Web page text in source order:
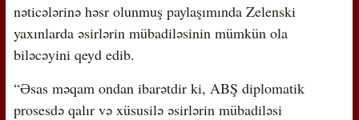
nəticələrinə həsr olunmuş paylaşımında Zelenski
yaxınlarda əsirlərin mübadiləsinin mümkün ola
biləcəyini qeyd edib.
“Əsas məqam ondan ibarətdir ki, ABŞ diplomatik
prosesdə qalır və xüsusilə əsirlərin mübadiləsi